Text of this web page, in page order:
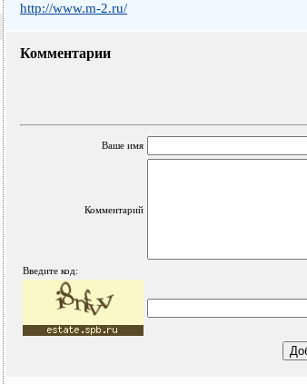
http://www.m-2.ru/
Комментарии
Ваше имя
Комментарий
Введите код: